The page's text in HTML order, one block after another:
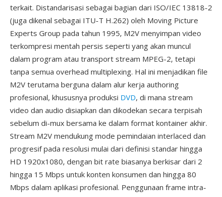
terkait. Distandarisasi sebagai bagian dari ISO/IEC 13818-2
(juga dikenal sebagai ITU-T H.262) oleh Moving Picture
Experts Group pada tahun 1995, M2V menyimpan video
terkompresi mentah persis seperti yang akan muncul
dalam program atau transport stream MPEG-2, tetapi
tanpa semua overhead multiplexing. Hal ini menjadikan file
M2V terutama berguna dalam alur kerja authoring
profesional, khususnya produksi DVD, di mana stream
video dan audio disiapkan dan dikodekan secara terpisah
sebelum di-mux bersama ke dalam format kontainer akhir.
Stream M2V mendukung mode pemindaian interlaced dan
progresif pada resolusi mulai dari definisi standar hingga
HD 1920x1080, dengan bit rate biasanya berkisar dari 2
hingga 15 Mbps untuk konten konsumen dan hingga 80
Mbps dalam aplikasi profesional. Penggunaan frame intra-